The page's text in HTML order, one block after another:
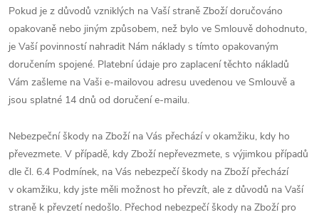
Pokud je z důvodů vzniklých na Vaší straně Zboží doručováno
opakovaně nebo jiným způsobem, než bylo ve Smlouvě dohodnuto,
je Vaší povinností nahradit Nám náklady s tímto opakovaným
doručením spojené. Platební údaje pro zaplacení těchto nákladů
Vám zašleme na Vaši e-mailovou adresu uvedenou ve Smlouvě a
jsou splatné 14 dnů od doručení e-mailu.
Nebezpeční škody na Zboží na Vás přechází v okamžiku, kdy ho
převezmete. V případě, kdy Zboží nepřevezmete, s výjimkou případů
dle čl. 6.4 Podmínek, na Vás nebezpečí škody na Zboží přechází
v okamžiku, kdy jste měli možnost ho převzít, ale z důvodů na Vaší
straně k převzetí nedošlo. Přechod nebezpečí škody na Zboží pro